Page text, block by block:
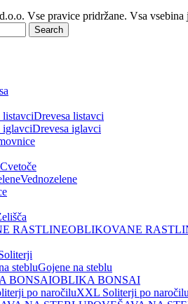
Vse pravice pridržane. Vsa vsebina
Search
Drevesa listavci
Drevesa iglavci
Cvetoče
Vednozelene
OBLIKOVANE
Gojene na steblu
OBLIKA BONSAI
XXL Soliterji po naročilu